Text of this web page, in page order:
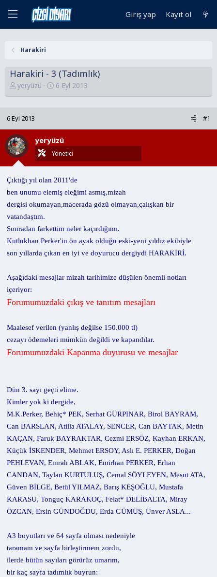
Giriş yap Kayıt ol
Harakiri
Harakiri - 3 (Tadımlık)
K
o
u
y
u
B
a
l
a
t
a
yeryüzü
B
a
a
n
g
ı
t
a
r
h
6 Eyl 2013
6 Eyl 2013 #1
yeryüzü
Yönetici
Çıktığı yıl olan 2011'de
ben unumu elemiş eleğimi asmış,mizah
dergisi okumayan,macerada gözü olmayan,çalışkan bir
vatandaştım.
Sonradan farkettim neler kaçırdığımı.
Kutlukhan Perker'in ön ayak olduğu eski-yeni yıldız ekibiyle
son yıllarda çıkan en iyi ve doyurucu dergiydi HARAKİRİ.
Aşağıdaki mesajlar mizah tarihimize düşülen önemli notları
içeriyor:
Forumumuzdaki çıkış ve tanıtım mesajları
Maalesef verilen (yanlış değilse 150.000 tl)
cezayı ödemeleri mümkün değildi ve kapandılar.
Forumumuzdaki Kapanma duyurusu ve mesajlar
Dün 3. sayı geçti elime.
Kimler yok ki dergide,
M.K.Perker, Behiç* PEK, Serhat GÜRPINAR, Birol BAYRAM,
Can BARSLAN, Atilla ATALAY, SENCER, Can BAYTAK, Metin
KAÇAN, Faruk BAYRAKTAR, Cezmi ERSÖZ, Kayhan ERKAN,
Küçük İSKENDER, Mehmet ERSOY, Aslı E. PERKER, Doğan
PEHLEVAN, Emrah ABLAK, Emirhan PERKER, Erhan
CANDAN, Taylan KURTULUŞ, Cemal SÖYLEYEN, Mesut ATA,
Güven BİLGE, Betül YILMAZ, Barış KEŞOĞLU, Mustafa
KARASU, Tonguç KARAKOÇ, Felat* DELİBALTA, Miray
ÖZCAN, Ersin GÜNDOĞDU, Erda GÜMÜŞ, Ünver ASLA...
A3 boyutları ve 64 sayfa olması nedeniyle
taramam ve sayfa birleştirmem zordu,
ilerde bütün sayıları görürüz umarım,
bir kaç sayfa tadımlık buyrun: